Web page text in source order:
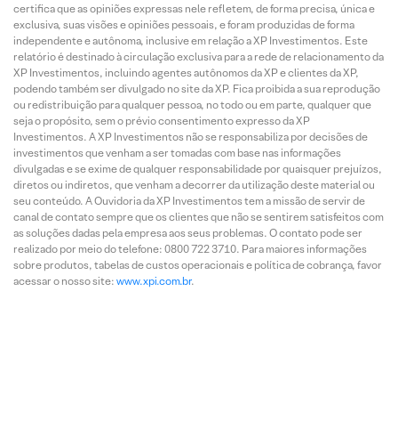
certifica que as opiniões expressas nele refletem, de forma precisa, única e
exclusiva, suas visões e opiniões pessoais, e foram produzidas de forma
independente e autônoma, inclusive em relação a XP Investimentos. Este
relatório é destinado à circulação exclusiva para a rede de relacionamento da
XP Investimentos, incluindo agentes autônomos da XP e clientes da XP,
podendo também ser divulgado no site da XP. Fica proibida a sua reprodução
ou redistribuição para qualquer pessoa, no todo ou em parte, qualquer que
seja o propósito, sem o prévio consentimento expresso da XP
Investimentos. A XP Investimentos não se responsabiliza por decisões de
investimentos que venham a ser tomadas com base nas informações
divulgadas e se exime de qualquer responsabilidade por quaisquer prejuízos,
diretos ou indiretos, que venham a decorrer da utilização deste material ou
seu conteúdo. A Ouvidoria da XP Investimentos tem a missão de servir de
canal de contato sempre que os clientes que não se sentirem satisfeitos com
as soluções dadas pela empresa aos seus problemas. O contato pode ser
realizado por meio do telefone: 0800 722 3710. Para maiores informações
sobre produtos, tabelas de custos operacionais e política de cobrança, favor
acessar o nosso site: www.xpi.com.br.